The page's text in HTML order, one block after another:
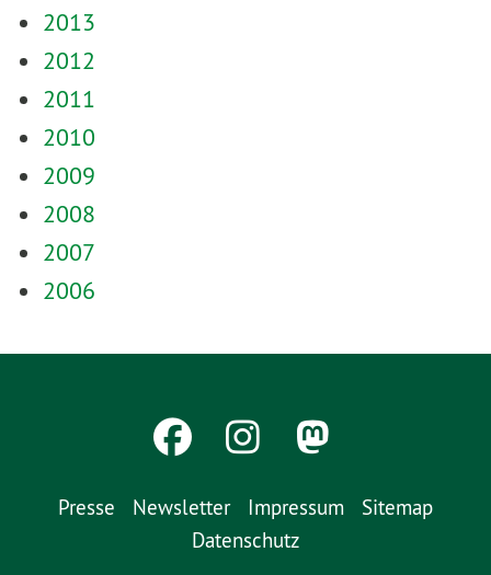
2013
2012
2011
2010
2009
2008
2007
2006
Presse Newsletter Impressum
Sitemap
Datenschutz